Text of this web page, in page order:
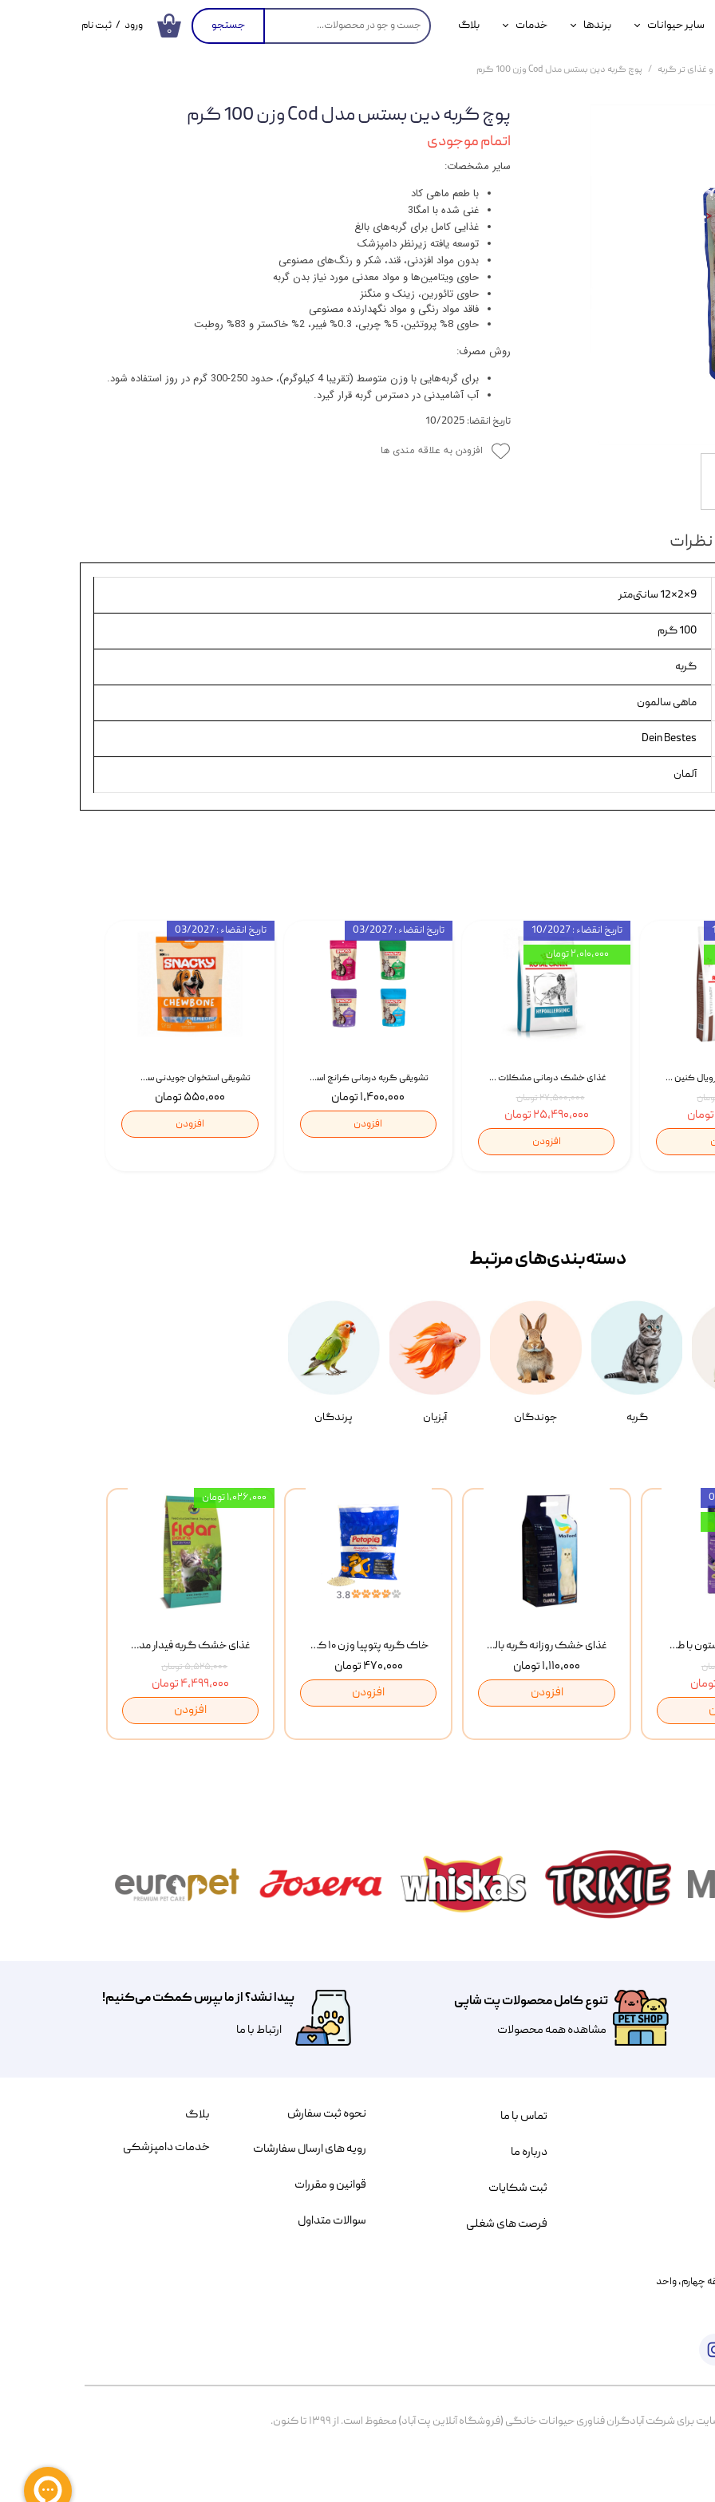
۰ جستجو سایر حیوانات
محصولات پرندگان
برندها خدمات
خدمات آنلاین دامپزشکی
بلاگ ورود / ثبت نام
غذای تر گربه پوچ گربه دین بستس مدل Cod وزن 100 گرم
پوچ گربه دین بستس مدل Cod وزن 100 گرم
اتمام موجودی
سایر مشخصات:
با طعم ماهی کاد
غنی شده با امگا3
غذایی کامل برای گربه‌های بالغ
توسعه یافته زیرنظر دامپزشک
بدون مواد افزدنی، قند، شکر و رنگ‌های مصنوعی
حاوی ویتامین‌ها و مواد معدنی مورد نیاز بدن گربه
حاوی تائورین، زینک و منگنز
فاقد مواد رنگی و مواد نگهدارنده مصنوعی
حاوی 8% پروتئین، 5% چربی، 0.3% فیبر، 2% خاکستر و 83% روطبت
روش مصرف:
برای گربه‌هایی با وزن متوسط (تقریبا 4 کیلوگرم)، حدود 250-300 گرم در روز استفاده شود.
آب آشامیدنی در دسترس گربه قرار گیرد.
تاریخ انقضا: 10/2025
افزودن به علاقه مندی ها
نظرات
9×2×12 سانتی‌متر
100 گرم
گربه
ماهی سالمون
Dein Bestes
آلمان
تشویقی استخوان جویدنی سگ اسنکی کرانچی با طعم مرغ Snacky Crunchy Munchy وزن 100 گرم
۵۵۰,۰۰۰ تومان
افزودن
تاریخ انقضاء : 03/2027
تشویقی گربه درمانی کرانچ اسنکی با طعم میکس Snacky Crunch Cat Treats وزن 60 گرم بسته 4 عددی
۱,۴۰۰,۰۰۰ تومان
افزودن
تاریخ انقضاء : 03/2027
غذای خشک درمانی مشکلات گوارشی سگ رویال کنین Royal Canin Hypoallergenic وزن 7 کیلوگرم | پت استوک
۲۷,۵۰۰,۰۰۰ تومان
۲۵,۴۹۰,۰۰۰ تومان
افزودن
تاریخ انقضاء : 10/2027
۲,۰۱۰,۰۰۰ تومان
غذای خشک گربه رویال کنین Gastrointestinal Fibre Response وزن 2 کیلوگرم | پت استوک
گربه جوندگان آبزیان پرندگان
دسته‌بندی‌‌های مرتبط
غذای خشک گربه فیدار مدل Adult وزن 10 کیلوگرم
۵,۵۲۵,۰۰۰ تومان
۴,۴۹۹,۰۰۰ تومان
افزودن
۱,۰۲۶,۰۰۰ تومان
خاک گربه پتوپیا وزن ۱۰ کیلوگرم
۴۷۰,۰۰۰ تومان
افزودن
غذای خشک روزانه گربه بالغ مفید MoFeed Adult Daily Cat Food وزن 2 کیلوگرم
۱,۱۱۰,۰۰۰ تومان
افزودن
بستنی گربه وینستون با طعم مرغ و ماهی Winstone Chicken & Fish بسته 8 عددی
تنوع کامل محصولات پت شاپی
مشاهده همه محصولات
پیدا نشد؟ از ما بپرس کمکت می‌کنیم!
​​​ارتباط با ما
خیابان بنی هاشم پلاک ۲۰۲ ، طبقه چهارم، واحد
شرکت آبادگران فناوری حیوانات خانگی (فروشگاه آنلاین پت آباد) محفوظ است. از ۱۳۹۹ تا کنون.
نحوه ثبت سفارش
رویه های ارسال سفارشات
قوانین و مقررات
سوالات متداول
تماس با ما
درباره ما
ثبت شکایات
فرصت های شغلی
بلاگ
خدمات دامپزشکی